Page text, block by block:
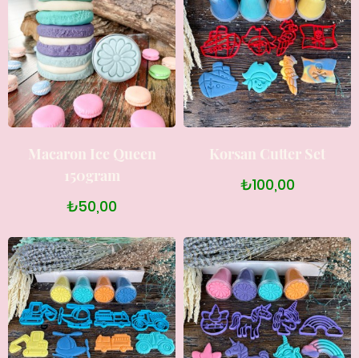
Macaron Ice Queen
150gram
₺50,00
Korsan Cutter Set
₺100,00